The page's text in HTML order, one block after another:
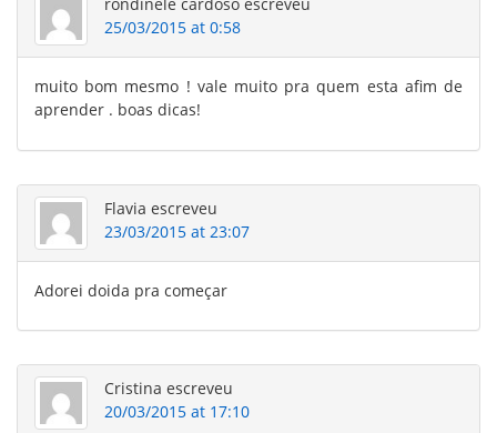
25/03/2015 at 0:58
muito bom mesmo ! vale muito pra quem esta afim de
aprender . boas dicas!
Flavia escreveu
23/03/2015 at 23:07
Adorei doida pra começar
Cristina escreveu
20/03/2015 at 17:10